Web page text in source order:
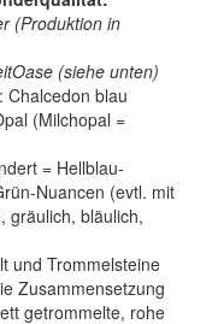
(Produktion in
(siehe unten)
Chalcedon blau
(Milchopal =
= Hellblau-
Nuancen (evtl. mit
gräulich, bläulich,
und Trommelsteine
Zusammensetzung
getrommelte, rohe